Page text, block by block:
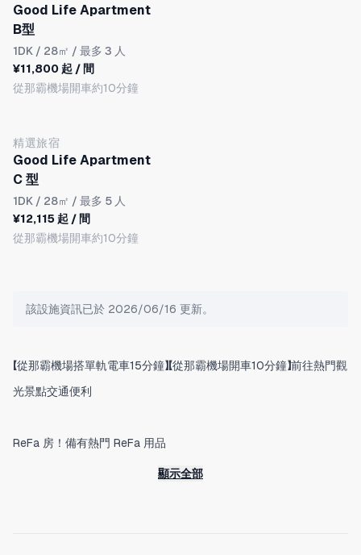
Good Life Apartment
B型
1DK / 28㎡ / 最多 3 人
¥11,800 起 / 間
從那霸機場開車約10分鐘
精選旅宿
Good Life Apartment
C 型
1DK / 28㎡ / 最多 5 人
¥12,115 起 / 間
從那霸機場開車約10分鐘
該設施資訊已於 2026/06/16 更新。
【從那霸機場搭單軌電車15分鐘】【從那霸機場開車10分鐘】前往熱門觀
光景點交通便利
ReFa 房！備有熱門 ReFa 用品
・ReFa 產品（洗髮精、護髮素、沐浴乳、花灑、吹風機、離子夾）
顯示全部